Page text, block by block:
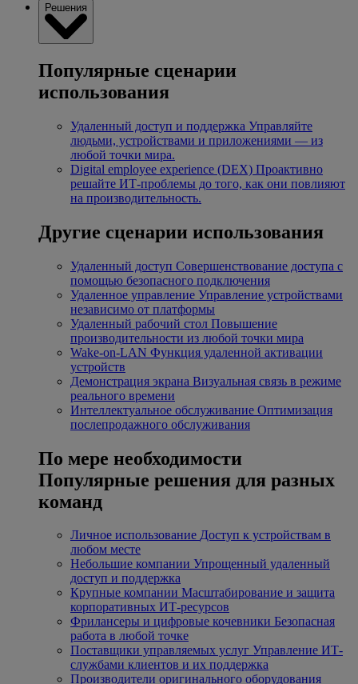
Решения
Популярные сценарии
использования
Удаленный доступ и поддержка Управляйте
людьми, устройствами и приложениями — из
любой точки мира.
Digital employee experience (DEX) Проактивно
решайте ИТ-проблемы до того, как они повлияют
на производительность.
Другие сценарии использования
Удаленный доступ Совершенствование доступа с
помощью безопасного подключения
Удаленное управление Управление устройствами
независимо от платформы
Удаленный рабочий стол Повышение
производительности из любой точки мира
Wake-on-LAN Функция удаленной активации
устройств
Демонстрация экрана Визуальная связь в режиме
реального времени
Интеллектуальное обслуживание Оптимизация
послепродажного обслуживания
По мере необходимости
Популярные решения для разных
команд
Личное использование Доступ к устройствам в
любом месте
Небольшие компании Упрощенный удаленный
доступ и поддержка
Крупные компании Масштабирование и защита
корпоративных ИТ-ресурсов
Фрилансеры и цифровые кочевники Безопасная
работа в любой точке
Поставщики управляемых услуг Управление ИТ-
службами клиентов и их поддержка
Производители оригинального оборудования